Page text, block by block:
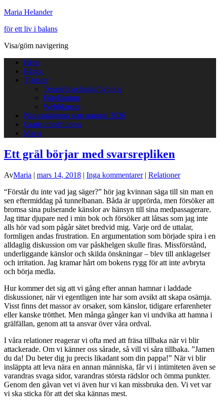
Maria Helander
för ett liv i balans
Visa/göm navigering
Hem
Blogg
Tjänster
Terapi/coachning/hypnos
Föreläsning
Webbkurser
Naturprästinna start augusti 2026
Gratis mindfulness
Maria
Ett gräl börjar med svarsrepliken
AvMaria | mars 14, 2018 | Inga kommentarer| Relationer
“Förstår du inte vad jag säger?” hör jag kvinnan säga till sin man en
sen eftermiddag på tunnelbanan. Båda är upprörda, men försöker att
bromsa sina pulserande känslor av hänsyn till sina medpassagerare.
Jag tittar djupare ned i min bok och försöker att låtsas som jag inte
alls hör vad som pågår sätet bredvid mig. Varje ord de uttalar,
formligen andas frustration. En argumentation som började spira i en
alldaglig diskussion om var påskhelgen skulle firas. Missförstånd,
underliggande känslor och skilda önskningar – blev till anklagelser
och irritation. Jag kramar hårt om bokens rygg för att inte avbryta
och börja medla.
Hur kommer det sig att vi gång efter annan hamnar i laddade
diskussioner, när vi egentligen inte har som avsikt att skapa osämja.
Visst finns det massor av orsaker, som känslor, tidigare erfarenheter
eller kanske trötthet. Men många gånger kan vi undvika att hamna i
grälfällan, genom att ta ansvar över våra ordval.
I våra relationer reagerar vi ofta med att fräsa tillbaka när vi blir
attackerade. Om vi känner oss sårade, så vill vi såra tillbaka. ”Jamen
du da! Du beter dig ju precis likadant som din pappa!” När vi blir
insläppta att leva nära en annan människa, får vi i intimiteten även se
varandras svaga sidor, varandras största rädslor och ömma punkter.
Genom den gåvan vet vi även hur vi kan missbruka den. Vi vet var
vi ska sticka för att det ska kännas mest.